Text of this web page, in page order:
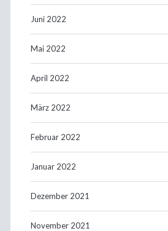
Juni 2022
Mai 2022
April 2022
März 2022
Februar 2022
Januar 2022
Dezember 2021
November 2021